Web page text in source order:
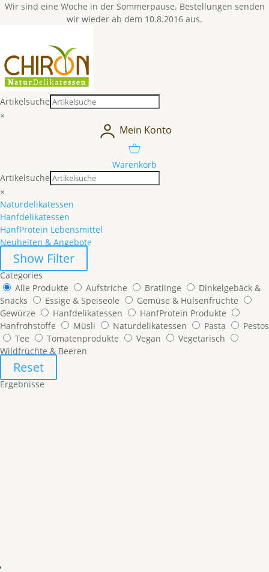
Wir sind eine Woche in der Sommerpause. Bestellungen senden
wir wieder ab dem 10.8.2016 aus.
Artikelsuche
×
Mein Konto
Warenkorb
Artikelsuche
×
Naturdelikatessen
Hanfdelikatessen
HanfProtein Lebensmittel
Neuheiten & Angebote
Show Filter
Categories
Alle Produkte
Aufstriche Bratlinge
Dinkelgebäck &
Snacks
Essige & Speiseöle
Gemüse & Hülsenfrüchte
Gewürze
Hanfdelikatessen
HanfProtein Produkte
Hanfrohstoffe
Müsli Naturdelikatessen Pasta
Pestos
Tee
Tomatenprodukte Vegan
Vegetarisch
Wildfrüchte & Beeren
Reset
Ergebnisse